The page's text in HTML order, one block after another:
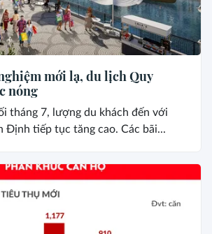
mới lạ, du lịch Quy
nóng
tháng 7, lượng du khách đến với
Định tiếp tục tăng cao. Các bãi...